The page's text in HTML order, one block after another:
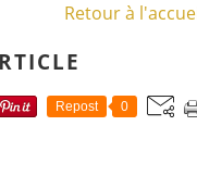
Retour à
Repost 0